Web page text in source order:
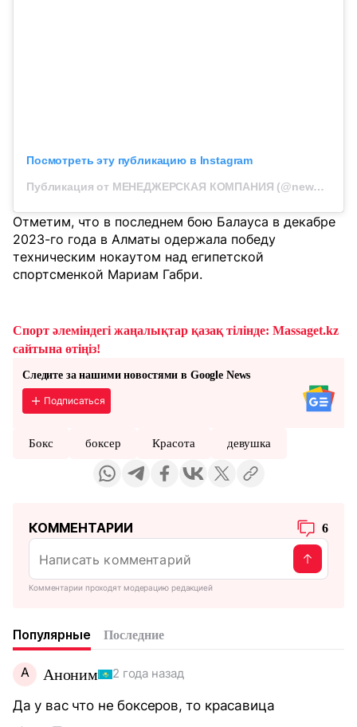
Посмотреть эту публикацию в Instagram
Публикация от МЕНЕДЖЕРСКАЯ КОМПАНИЯ (@newnames_mng)
Отметим, что в последнем бою Балауса в декабре
2023-го года в Алматы одержала победу
техническим нокаутом над египетской
спортсменкой Мариам Габри.
Спорт әлеміндегі жаңалықтар қазақ тілінде: Massaget.kz
сайтына өтіңіз!
Следите за нашими новостями в Google News
Подписаться
Бокс боксер Красота девушка
КОММЕНТАРИИ 6
Комментарии проходят модерацию редакцией
Популярные Последние
А Аноним 2 года назад
Да у вас что не боксеров, то красавица